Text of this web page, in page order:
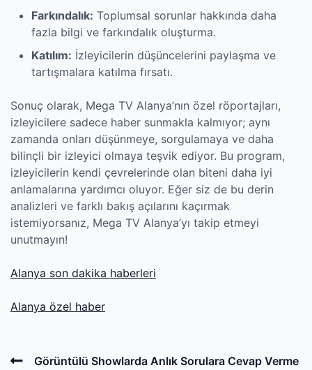
Farkındalık: Toplumsal sorunlar hakkında daha
fazla bilgi ve farkındalık oluşturma.
Katılım: İzleyicilerin düşüncelerini paylaşma ve
tartışmalara katılma fırsatı.
Sonuç olarak, Mega TV Alanya’nın özel röportajları,
izleyicilere sadece haber sunmakla kalmıyor; aynı
zamanda onları düşünmeye, sorgulamaya ve daha
bilinçli bir izleyici olmaya teşvik ediyor. Bu program,
izleyicilerin kendi çevrelerinde olan biteni daha iyi
anlamalarına yardımcı oluyor. Eğer siz de bu derin
analizleri ve farklı bakış açılarını kaçırmak
istemiyorsanız, Mega TV Alanya’yı takip etmeyi
unutmayın!
Alanya son dakika haberleri
Alanya özel haber
Post
PreviousGörüntülü Showlarda Anlık Sorulara Cevap Verme